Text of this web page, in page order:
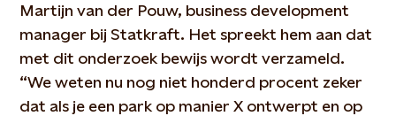
Martijn van der Pouw, business development
manager bij Statkraft. Het spreekt hem aan dat
met dit onderzoek bewijs wordt verzameld.
“We weten nu nog niet honderd procent zeker
dat als je een park op manier X ontwerpt en op